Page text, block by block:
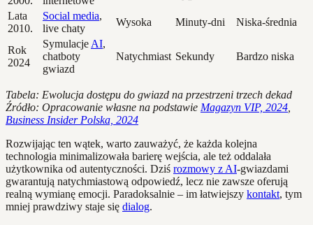
Lata
2010.
Social media,
live chaty
Wysoka Minuty-dni Niska-średnia
Rok
2024
Symulacje AI,
chatboty
gwiazd
Natychmiast Sekundy Bardzo niska
Tabela: Ewolucja dostępu do gwiazd na przestrzeni trzech dekad
Źródło: Opracowanie własne na podstawie Magazyn VIP, 2024
Business Insider Polska, 2024
Rozwijając ten wątek, warto zauważyć, że każda kolejna
technologia minimalizowała barierę wejścia, ale też oddalała
użytkownika od autentyczności. Dziś rozmowy z AI-gwiazdami
gwarantują natychmiastową odpowiedź, lecz nie zawsze oferują
realną wymianę emocji. Paradoksalnie – im łatwiejszy kontakt, tym
mniej prawdziwy staje się dialog.